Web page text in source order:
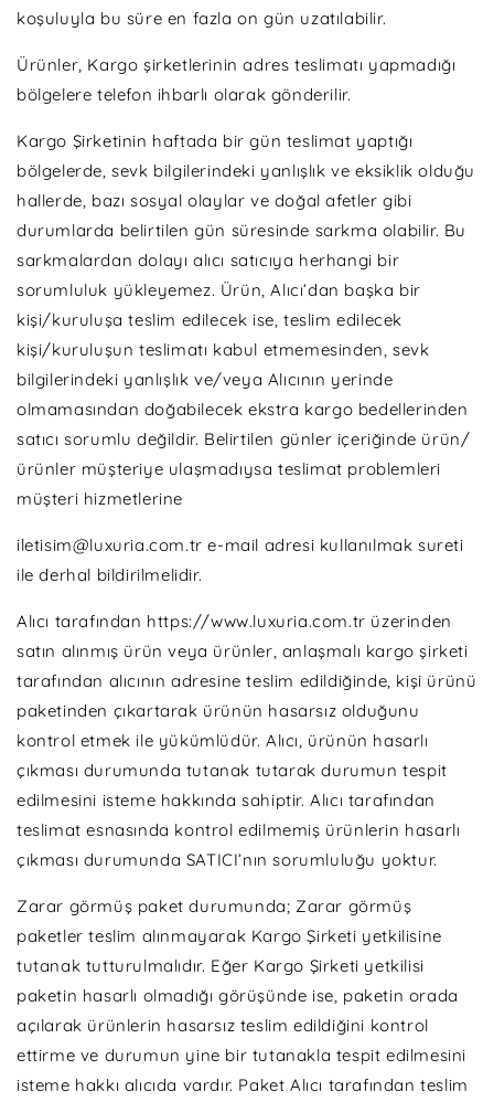
koşuluyla bu süre en fazla on gün uzatılabilir.
Ürünler, Kargo şirketlerinin adres teslimatı yapmadığı
bölgelere telefon ihbarlı olarak gönderilir.
Kargo Şirketinin haftada bir gün teslimat yaptığı
bölgelerde, sevk bilgilerindeki yanlışlık ve eksiklik olduğu
hallerde, bazı sosyal olaylar ve doğal afetler gibi
durumlarda belirtilen gün süresinde sarkma olabilir. Bu
sarkmalardan dolayı alıcı satıcıya herhangi bir
sorumluluk yükleyemez. Ürün, Alıcı’dan başka bir
kişi/kuruluşa teslim edilecek ise, teslim edilecek
kişi/kuruluşun teslimatı kabul etmemesinden, sevk
bilgilerindeki yanlışlık ve/veya Alıcının yerinde
olmamasından doğabilecek ekstra kargo bedellerinden
satıcı sorumlu değildir. Belirtilen günler içeriğinde ürün/
ürünler müşteriye ulaşmadıysa teslimat problemleri
müşteri hizmetlerine
iletisim@luxuria.com.tr e-mail adresi kullanılmak sureti
ile derhal bildirilmelidir.
Alıcı tarafından https://www.luxuria.com.tr üzerinden
satın alınmış ürün veya ürünler, anlaşmalı kargo şirketi
tarafından alıcının adresine teslim edildiğinde, kişi ürünü
paketinden çıkartarak ürünün hasarsız olduğunu
kontrol etmek ile yükümlüdür. Alıcı, ürünün hasarlı
çıkması durumunda tutanak tutarak durumun tespit
edilmesini isteme hakkında sahiptir. Alıcı tarafından
teslimat esnasında kontrol edilmemiş ürünlerin hasarlı
çıkması durumunda SATICI’nın sorumluluğu yoktur.
Zarar görmüş paket durumunda; Zarar görmüş
paketler teslim alınmayarak Kargo Şirketi yetkilisine
tutanak tutturulmalıdır. Eğer Kargo Şirketi yetkilisi
paketin hasarlı olmadığı görüşünde ise, paketin orada
açılarak ürünlerin hasarsız teslim edildiğini kontrol
ettirme ve durumun yine bir tutanakla tespit edilmesini
isteme hakkı alıcıda vardır. Paket Alıcı tarafından teslim